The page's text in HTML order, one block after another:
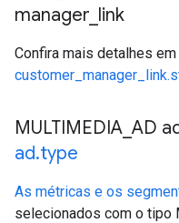
manager link
Confira mais detalhes em
MULTIMEDIA AD
ad.type
As métricas e os
selecionados com o tipo